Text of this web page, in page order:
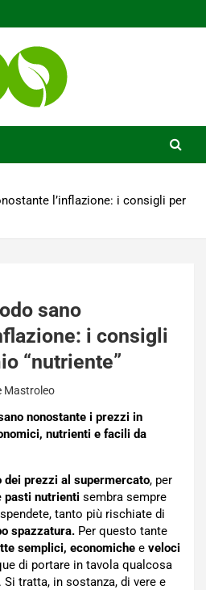
l’inflazione: i consigli per
sano
i consigli
“nutriente”
Mastroleo
nonostante i prezzi in
nutrienti e facili da
dei prezzi al supermercato, per
pasti nutrienti sembra sempre
tanto più rischiate di
spazzatura. Per questo tante
semplici, economiche e veloci
di portare in tavola qualcosa
tratta, in sostanza, di vere e